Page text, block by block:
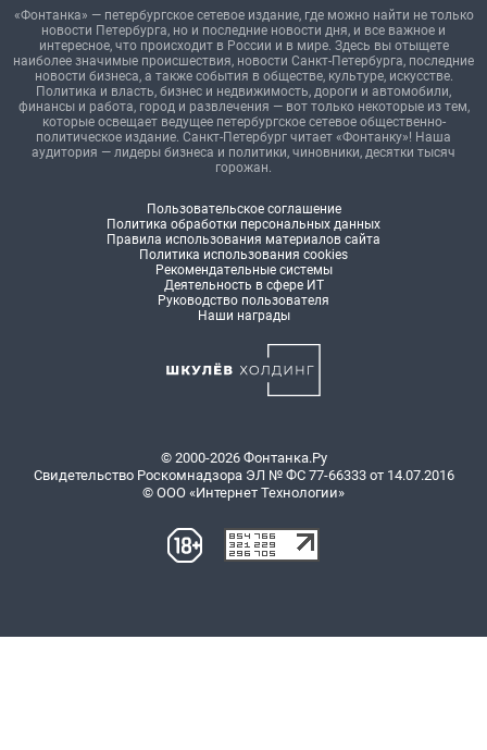
«Фонтанка» — петербургское сетевое издание, где можно найти не только
новости Петербурга, но и последние новости дня, и все важное и
интересное, что происходит в России и в мире. Здесь вы отыщете
наиболее значимые происшествия, новости Санкт-Петербурга, последние
новости бизнеса, а также события в обществе, культуре, искусстве.
Политика и власть, бизнес и недвижимость, дороги и автомобили,
финансы и работа, город и развлечения — вот только некоторые из тем,
которые освещает ведущее петербургское сетевое общественно-
политическое издание. Санкт-Петербург читает «Фонтанку»! Наша
аудитория — лидеры бизнеса и политики, чиновники, десятки тысяч
горожан.
Пользовательское соглашение
Политика обработки персональных данных
Правила использования материалов сайта
Политика использования cookies
Рекомендательные системы
Деятельность в сфере ИТ
Руководство пользователя
Наши награды
© 2000-2026 Фонтанка.Ру
Свидетельство Роскомнадзора ЭЛ № ФС 77-66333 от 14.07.2016
© ООО «Интернет Технологии»